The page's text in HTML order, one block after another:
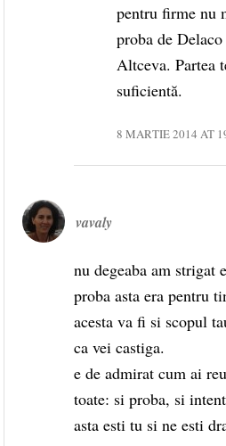
pentru firme nu
proba de
Altceva. Partea
suficientă.
8 MARTIE 2014 AT
vavaly
nu degeaba am strigat
proba asta era pentru
acesta va fi si scopul
ca vei castiga.
e de admirat cum ai
toate: si proba, si
asta esti tu si ne esti